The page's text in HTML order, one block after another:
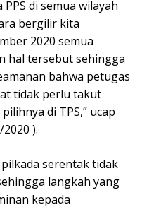
di semua wilayah
bergilir kita
2020 semua
hal tersebut sehingga
bahwa petugas
tidak perlu takut
di TPS,” ucap
).
serentak tidak
langkah yang
kepada